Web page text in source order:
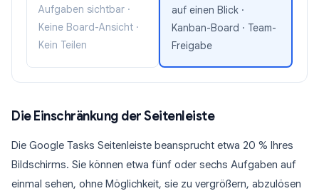
Aufgaben sichtbar ·
Keine Board-Ansicht ·
Kein Teilen
auf einen Blick ·
Kanban-Board · Team-
Freigabe
Die Einschränkung der Seitenleiste
Die Google Tasks Seitenleiste beansprucht etwa 20 % Ihres
Bildschirms. Sie können etwa fünf oder sechs Aufgaben auf
einmal sehen, ohne Möglichkeit, sie zu vergrößern, abzulösen